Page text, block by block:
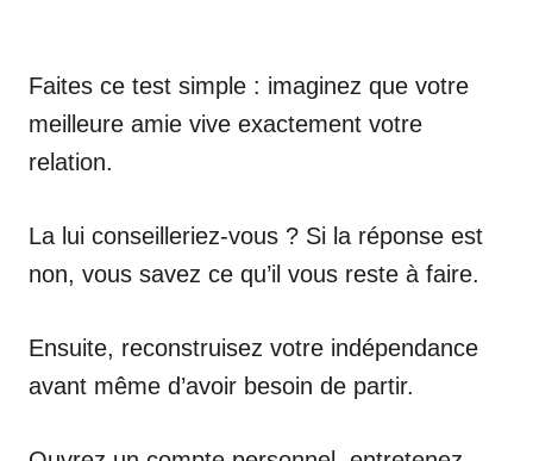
Faites ce test simple : imaginez que votre
meilleure amie vive exactement votre
relation.
La lui conseilleriez-vous ? Si la réponse est
non, vous savez ce qu’il vous reste à faire.
Ensuite, reconstruisez votre indépendance
avant même d’avoir besoin de partir.